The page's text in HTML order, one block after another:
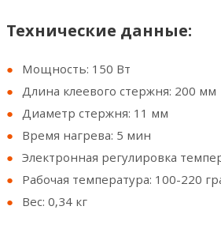
Технические данные:
Мощность: 150 Вт
Длина клеевого стержня: 200 мм
Диаметр стержня: 11 мм
Время нагрева: 5 мин
Электронная регулировка
Рабочая температура: 100-220
Вес: 0,34 кг